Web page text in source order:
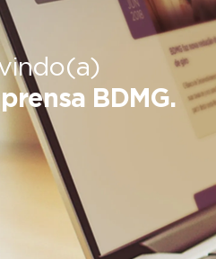
BDMG.